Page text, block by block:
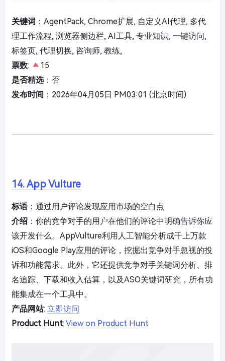
关键词 ：AgentPack, Chrome扩展, 自定义AI代理, 多代
理工作流程, 浏览器侧边栏, AI工具, 专业知识, 一键访问,
标签页, 代理切换, 咨询师, 教练,
票数:
15
是否精选：否
发布时间 ：2026年04月05日 PM03:01 (北京时间)
14. App Vulture
标语：通过用户评论发现应用市场的空白点
介绍 ：你的竞争对手的用户在他们的评论中明确告诉你应
该开发什么。AppVulture利用人工智能分析成千上万款
iOS和Google Play应用的评论，挖掘出竞争对手忽视的投
诉和功能需求。此外，它还提供竞争对手关键词分析、排
名追踪、下载和收入估算，以及ASO关键词研究，所有功
能集成在一个工具中。
产品网站: 立即访问
Product Hunt: View on Product Hunt